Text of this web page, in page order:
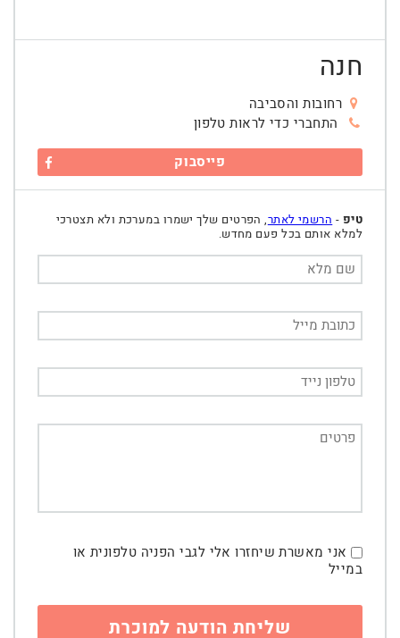
חנה
רחובות והסביבה
התחברי כדי לראות טלפון
פייסבוק
טיפ - הרשמי לאתר, הפרטים שלך ישמרו במערכת ולא תצטרכי
למלא אותם בכל פעם מחדש.
אני מאשרת שיחזרו אלי לגבי הפניה טלפונית או
במייל